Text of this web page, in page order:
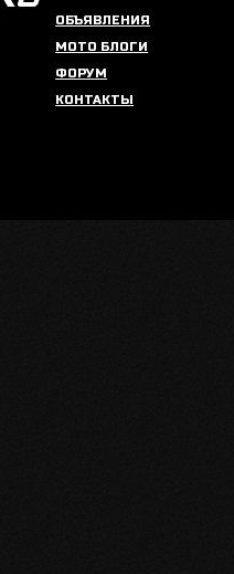
ОБЪЯВЛЕНИЯ
МОТО БЛОГИ
ФОРУМ
КОНТАКТЫ